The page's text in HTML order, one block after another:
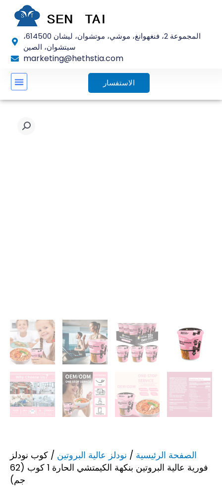
المجموعة 2، فنغهوانغ، موشي، موتشوان، ليشان 614500،
سيتشوان، الصين
marketing@hethstia.com
الاستفسار
الصفحة الرئيسية / نودلز عالية البروتين / كوب نودلز
فورية عالية البروتين بنكهة الكيمتشي الحارة 1 كوب (62
جم)